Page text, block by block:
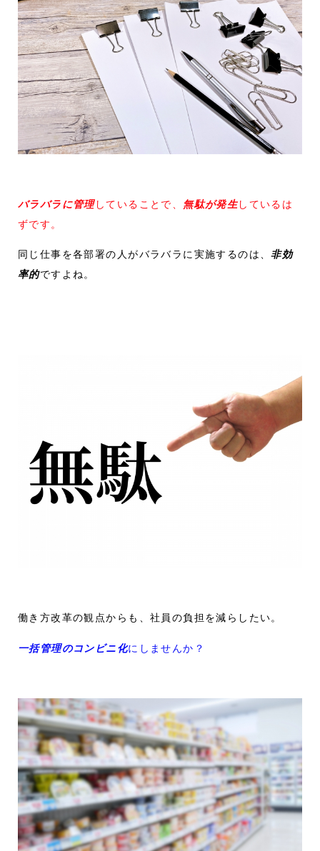
バラバラに管理していることで、 無駄が発生しているは
ずです。
同じ仕事を各部署の人がバラバラに実施するのは、非効
率的ですよね。
働き方改革の観点からも、社員の負担を減らしたい。
一括管理のコンビニ化にしませんか？